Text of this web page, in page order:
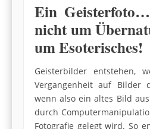
Ein
nicht um
um Esoterisches!
Geisterbilder entstehen,
Vergangenheit auf Bilder
wenn also ein altes Bild
durch
Fotografie gelegt wird. So